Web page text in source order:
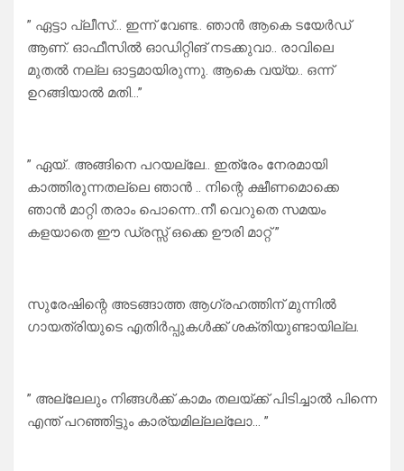
” ഏട്ടാ പ്ലീസ്… ഇന്ന് വേണ്ട.. ഞാൻ ആകെ ടയേർഡ്
ആണ്. ഓഫീസിൽ ഓഡിറ്റിങ് നടക്കുവാ.. രാവിലെ
മുതൽ നല്ല ഓട്ടമായിരുന്നു. ആകെ വയ്യ.. ഒന്ന്
ഉറങ്ങിയാൽ മതി…”
” ഏയ്.. അങ്ങിനെ പറയല്ലേ.. ഇത്രേം നേരമായി
കാത്തിരുന്നതല്ലെ ഞാൻ .. നിന്റെ ക്ഷീണമൊക്കെ
ഞാൻ മാറ്റി തരാം പൊന്നെ..നീ വെറുതെ സമയം
കളയാതെ ഈ ഡ്രസ്സ്‌ ഒക്കെ ഊരി മാറ്റ് ”
സുരേഷിന്റെ അടങ്ങാത്ത ആഗ്രഹത്തിന് മുന്നിൽ
ഗായത്രിയുടെ എതിർപ്പുകൾക്ക് ശക്തിയുണ്ടായില്ല.
” അല്ലേലും നിങ്ങൾക്ക് കാമം തലയ്ക്ക് പിടിച്ചാൽ പിന്നെ
എന്ത് പറഞ്ഞിട്ടും കാര്യമില്ലല്ലോ… ”